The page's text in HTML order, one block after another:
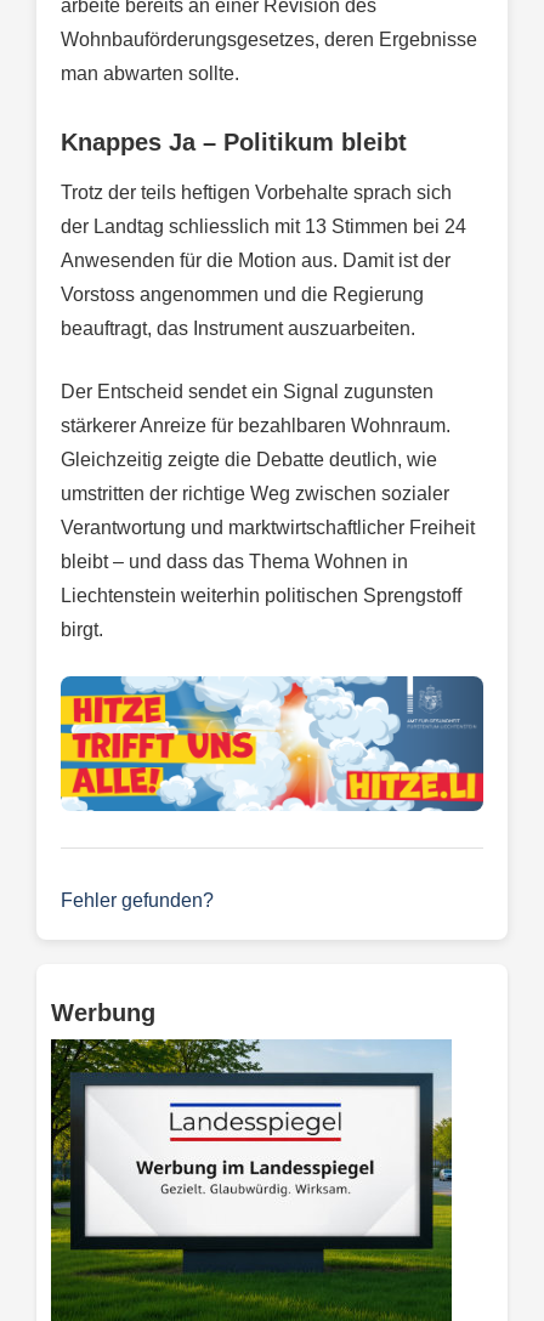
arbeite bereits an einer Revision des
Wohnbauförderungsgesetzes, deren Ergebnisse
man abwarten sollte.
Knappes Ja – Politikum bleibt
Trotz der teils heftigen Vorbehalte sprach sich
der Landtag schliesslich mit 13 Stimmen bei 24
Anwesenden für die Motion aus. Damit ist der
Vorstoss angenommen und die Regierung
beauftragt, das Instrument auszuarbeiten.
Der Entscheid sendet ein Signal zugunsten
stärkerer Anreize für bezahlbaren Wohnraum.
Gleichzeitig zeigte die Debatte deutlich, wie
umstritten der richtige Weg zwischen sozialer
Verantwortung und marktwirtschaftlicher Freiheit
bleibt – und dass das Thema Wohnen in
Liechtenstein weiterhin politischen Sprengstoff
birgt.
Fehler gefunden?
Werbung